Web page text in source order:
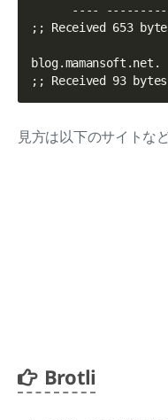
----
;; Received 653
見方は以下のサイトな
Brotli